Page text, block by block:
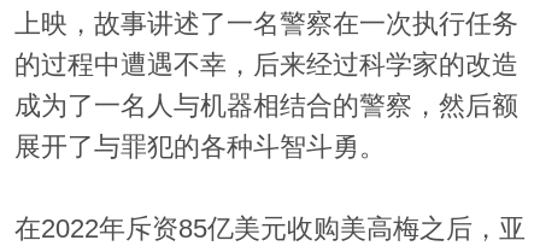
上映，故事讲述了一名警察在一次执行任务
的过程中遭遇不幸，后来经过科学家的改造
成为了一名人与机器相结合的警察，然后额
展开了与罪犯的各种斗智斗勇。
在2022年斥资85亿美元收购美高梅之后，亚